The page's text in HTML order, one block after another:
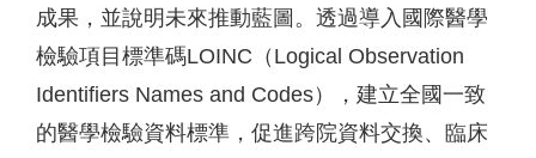
成果，並說明未來推動藍圖。透過導入國際醫學
檢驗項目標準碼LOINC（Logical Observation
Identifiers Names and Codes），建立全國一致
的醫學檢驗資料標準，促進跨院資料交換、臨床